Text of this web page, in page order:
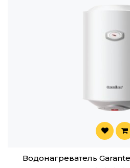
Водонагреватель